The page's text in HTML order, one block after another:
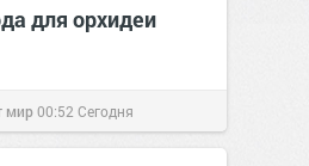
для орхидеи
мир00:52 Сегодня